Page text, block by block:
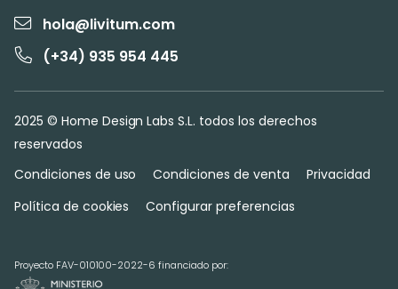
hola@livitum.com
(+34) 935 954 445
2025 © Home Design Labs S.L. todos los derechos
reservados
Condiciones de uso
Condiciones de venta
Privacidad
Política de cookies
Configurar preferencias
Proyecto FAV-010100-2022-6 financiado por: